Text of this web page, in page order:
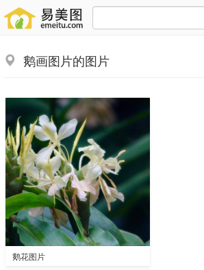
鹅画图片的图片
鹅花图片